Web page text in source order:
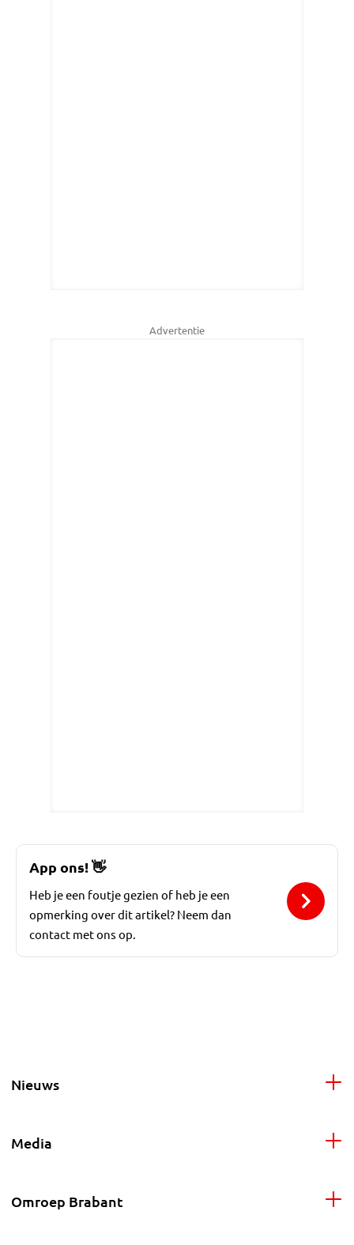
Advertentie
App ons!👋
Heb je een foutje gezien of heb je een
opmerking over dit artikel? Neem dan
contact met ons op.
Nieuws
Media
Omroep Brabant